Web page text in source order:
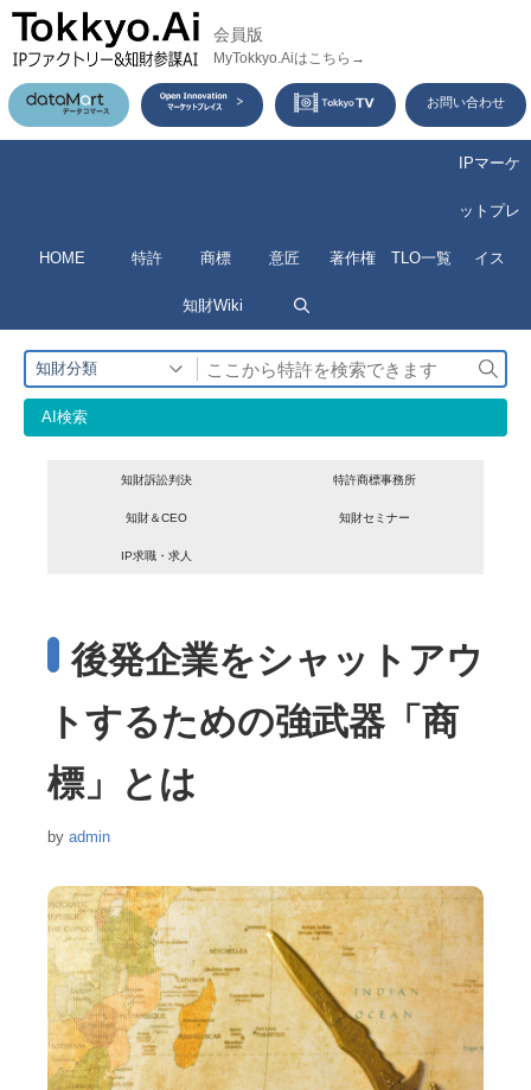
コ
ン
テ
ン
プ
会員版
MyTokkyo.Aiはこちら→
お問い合わせ
HOME 特許 商標 意匠 著作権 TLO一覧
IPマーケ
ットプレ
イス
知財Wiki
知財分類
検
索
AI検索
知財訴訟判決 特許商標事務所
知財＆CEO 知財セミナー
IP求職・求人
後発企業をシャットアウ
トするための強武器「商
標」とは
by admin